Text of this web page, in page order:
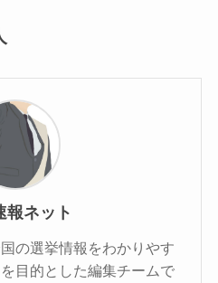
報ネット
の選挙情報をわかりやす
目的とした編集チームで